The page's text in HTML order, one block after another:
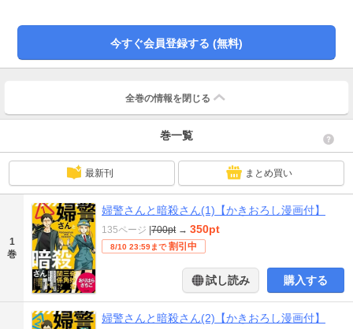
今すぐ会員登録する (無料)
全巻の情報を 閉じる
巻一覧
最新刊 まとめ買い
1
巻
婦警さんと暗殺さん(1)【かきおろし漫画付】
135ページ 700pt → 350pt
8/10 23:59まで 割引中
試し読み 購入する
婦警さんと暗殺さん(2)【かきおろし漫画付】